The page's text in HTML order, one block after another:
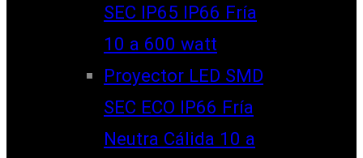
SEC IP65 IP66 Fría
10 a 600 watt
Proyector LED SMD
SEC ECO IP66 Fría
Neutra Cálida 10 a